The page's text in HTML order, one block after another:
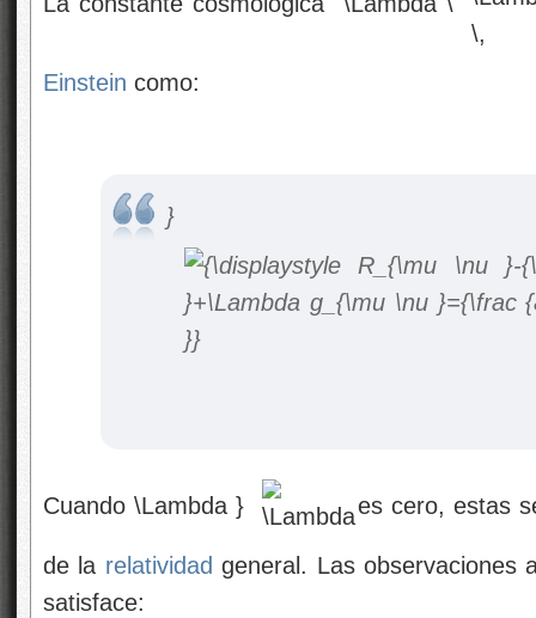
Einstein como:
}
Cuando \Lambda } es cero, estas
de la relatividad general. Las observaciones
satisface: